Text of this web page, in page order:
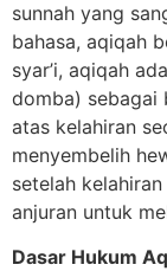
sunnah yang
bahasa, aqiqah
syar’i, aqiqah
domba) sebagai
atas kelahiran
menyembelih
setelah
anjuran untuk
Dasar Hukum